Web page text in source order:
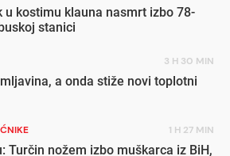
u kostimu klauna nasmrt izbo 78-
stanici
3 H 30 MIN
a onda stiže novi toplotni
1 H 27 MIN
Turčin nožem izbo muškarca iz BiH,